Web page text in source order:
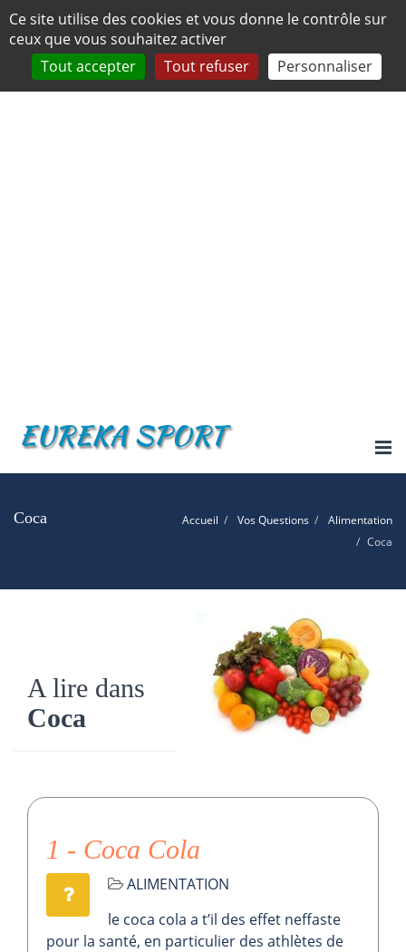
Coca Accueil Vos Questions
Alimentation
Coca
A lire dans
Coca
1 - Coca Cola
ALIMENTATION
le coca cola a t’il des effet neffaste
pour la santé, en particulier des athlètes de
Panneau de gestion des cookies
Ce site utilise des cookies et vous donne le contrôle sur
ceux que vous souhaitez activer
Tout accepter
Tout refuser Personnaliser